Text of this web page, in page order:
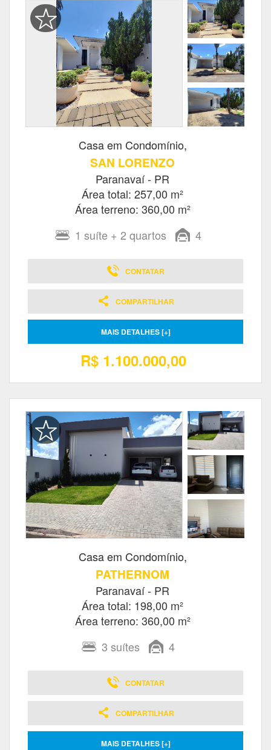
Casa em Condomínio,
SAN LORENZO
Paranavaí - PR
Área total: 257,00 m²
Área terreno: 360,00 m²
1 suíte + 2 quartos 4
CONTATAR
COMPARTILHAR
MAIS DETALHES [+]
R$ 1.100.000,00
Casa em Condomínio,
PATHERNOM
Paranavaí - PR
Área total: 198,00 m²
Área terreno: 360,00 m²
3 suítes 4
CONTATAR
COMPARTILHAR
MAIS DETALHES [+]